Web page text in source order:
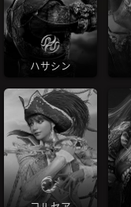
ハサシン